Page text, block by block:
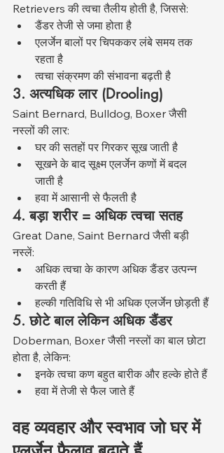
Retrievers की त्वचा तैलीय होती है, जिससे:
डैंडर तेजी से जमा होता है
एलर्जेन बालों पर चिपककर लंबे समय तक
रहता है
त्वचा संक्रमण की संभावना बढ़ती है
3. अत्यधिक लार (Drooling)
Saint Bernard, Bulldog, Boxer जैसी
नस्लों की लार:
घर की सतहों पर गिरकर सूख जाती है
सूखने के बाद सूक्ष्म एलर्जेन कणों में बदल
जाती है
हवा में आसानी से फैलती है
4. बड़ा शरीर = अधिक त्वचा सतह
Great Dane, Saint Bernard जैसी बड़ी
नस्लें:
अधिक त्वचा के कारण अधिक डैंडर उत्पन्न
करती हैं
हल्की गतिविधि से भी अधिक एलर्जेन छोड़ती हैं
5. छोटे बाल लेकिन अधिक डैंडर
Doberman, Boxer जैसी नस्लों का बाल छोटा
होता है, लेकिन:
इनके त्वचा कण बहुत बारीक और हल्के होते हैं
हवा में तेजी से फैल जाते हैं
वह व्यवहार और स्वभाव जो घर में